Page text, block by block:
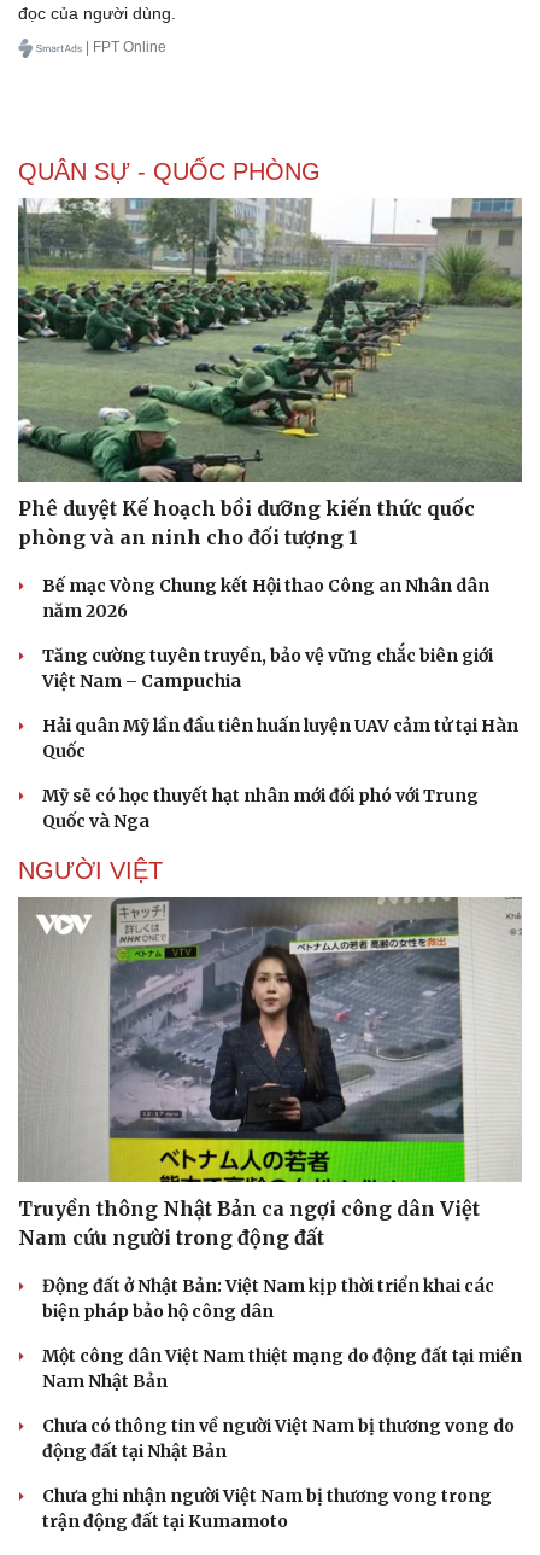
Doanh nghiệp 24h
Doanh nhân
Vì cộng đồng
Tin Công nghệ
Trải nghiệm
Chuyển đổi số
đọc của người dùng.
| FPT Online
QUÂN SỰ - QUỐC PHÒNG
Phê duyệt Kế hoạch bồi dưỡng kiến thức quốc
phòng và an ninh cho đối tượng 1
Bế mạc Vòng Chung kết Hội thao Công an Nhân dân
năm 2026
Tăng cường tuyên truyền, bảo vệ vững chắc biên giới
Việt Nam – Campuchia
Hải quân Mỹ lần đầu tiên huấn luyện UAV cảm tử tại Hàn
Quốc
Mỹ sẽ có học thuyết hạt nhân mới đối phó với Trung
Quốc và Nga
NGƯỜI VIỆT
Truyền thông Nhật Bản ca ngợi công dân Việt
Nam cứu người trong động đất
Động đất ở Nhật Bản: Việt Nam kịp thời triển khai các
biện pháp bảo hộ công dân
Một công dân Việt Nam thiệt mạng do động đất tại miền
Nam Nhật Bản
Chưa có thông tin về người Việt Nam bị thương vong do
động đất tại Nhật Bản
Chưa ghi nhận người Việt Nam bị thương vong trong
trận động đất tại Kumamoto